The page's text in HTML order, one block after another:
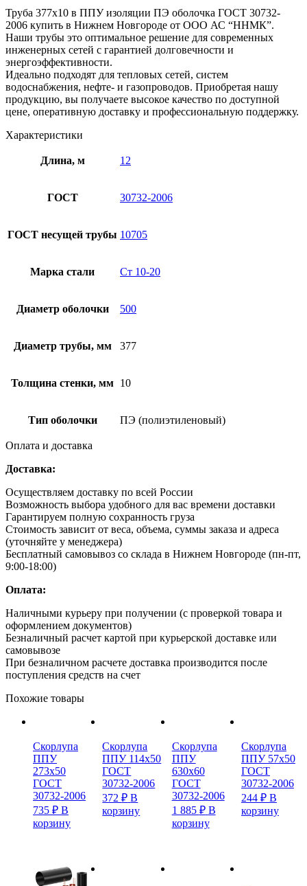
Труба 377х10 в ППУ изоляции ПЭ оболочка ГОСТ 30732-
2006 купить в Нижнем Новгороде от ООО АС “ННМК”.
Наши трубы это оптимальное решение для современных
инженерных сетей с гарантией долговечности и
энергоэффективности.
Идеально подходят для тепловых сетей, систем
водоснабжения, нефте- и газопроводов. Приобретая нашу
продукцию, вы получаете высокое качество по доступной
цене, оперативную доставку и профессиональную поддержку.
Характеристики
Длина, м 12
ГОСТ 30732-2006
ГОСТ несущей трубы 10705
Марка стали Ст 10-20
Диаметр оболочки 500
Диаметр трубы, мм 377
Толщина стенки, мм 10
Тип оболочки ПЭ (полиэтиленовый)
Оплата и доставка
Доставка:
Осуществляем доставку по всей России
Возможность выбора удобного для вас времени доставки
Гарантируем полную сохранность груза
Стоимость зависит от веса, объема, суммы заказа и адреса
(уточняйте у менеджера)
Бесплатный самовывоз со склада в Нижнем Новгороде (пн-пт,
9:00-18:00)
Оплата:
Наличными курьеру при получении (с проверкой товара и
оформлением документов)
Безналичный расчет картой при курьерской доставке или
самовывозе
При безналичном расчете доставка производится после
поступления средств на счет
Похожие товары
Скорлупа
ППУ
273х50
ГОСТ
30732-2006
735 ₽ В
корзину
Скорлупа
ППУ 114х50
ГОСТ
30732-2006
372₽ В
корзину
Скорлупа
ППУ
630х60
ГОСТ
30732-2006
1 885 ₽ В
корзину
Скорлупа
ППУ 57х50
ГОСТ
30732-2006
244 ₽ В
корзину